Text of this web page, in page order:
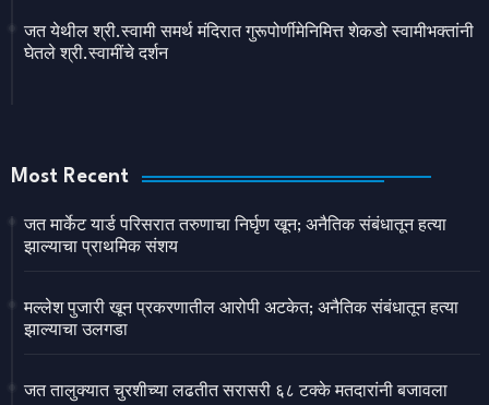
जत येथील श्री.स्वामी समर्थ मंदिरात गुरूपोर्णीमेनिमित्त शेकडो स्वामीभक्तांनी
घेतले श्री.स्वामींचे दर्शन
Most Recent
जत मार्केट यार्ड परिसरात तरुणाचा निर्घृण खून; अनैतिक संबंधातून हत्या
झाल्याचा प्राथमिक संशय
मल्लेश पुजारी खून प्रकरणातील आरोपी अटकेत; अनैतिक संबंधातून हत्या
झाल्याचा उलगडा
जत तालुक्यात चुरशीच्या लढतीत सरासरी ६८ टक्के मतदारांनी बजावला